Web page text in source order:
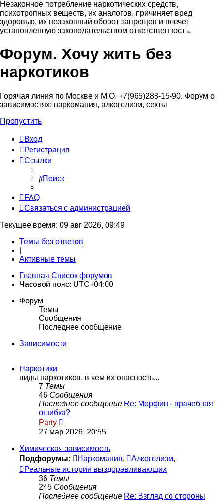
Незаконное потребление наркотических средств,
психотропных веществ, их аналогов, причиняет вред
здоровью, их незаконный оборот запрещен и влечет
установленную законодательством ответственность.
Регистрация
Форум. Хочу жить без
наркотиков
Горячая линия по Москве и М.О. +7(965)283-15-90. Форум о
зависимостях: наркомания, алкоголизм, секты
Пропустить
Вход
Регистрация
Ссылки
Поиск
FAQ
Связаться с администрацией
Текущее время: 09 авг 2026, 09:49
Темы без ответов
Активные темы
Главная Список форумов
Часовой пояс: UTC+04:00
Форум
Темы
Сообщения
Последнее сообщение
Зависимости
Наркотики
виды наркотиков, в чем их опасность...
7 Темы
46 Сообщения
Последнее сообщение Re: Морфин - врачебная
ошибка?
Party
к
последнему
сообщению
27 мар 2026, 20:55
Химическая зависимость
Подфорумы:
Наркомания, Алкоголизм,
Реальные истории выздоравливающих
36 Темы
245 Сообщения
Последнее сообщение Re: Взгляд со стороны